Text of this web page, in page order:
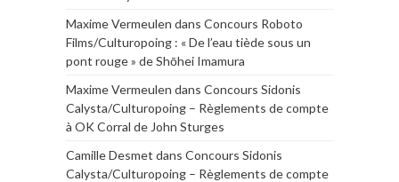
Maxime Vermeulen dans Concours Roboto
Films/Culturopoing : « De l’eau tiède sous un
pont rouge » de Shōhei Imamura
Maxime Vermeulen dans Concours Sidonis
Calysta/Culturopoing – Règlements de compte
à OK Corral de John Sturges
Camille Desmet dans Concours Sidonis
Calysta/Culturopoing – Règlements de compte